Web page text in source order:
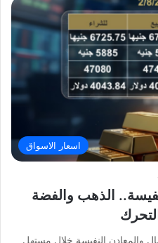
اسعار الاسواق
الذهب والفضة
النفيسة خلال مستهل